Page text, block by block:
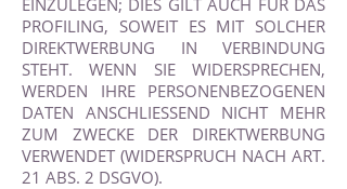
EINZULEGEN; DIES GILT AUCH FÜR DAS
PROFILING, SOWEIT ES MIT SOLCHER
DIREKTWERBUNG IN VERBINDUNG
STEHT. WENN SIE WIDERSPRECHEN,
WERDEN IHRE PERSONENBEZOGENEN
DATEN ANSCHLIESSEND NICHT MEHR
ZUM ZWECKE DER DIREKTWERBUNG
VERWENDET (WIDERSPRUCH NACH ART.
21 ABS. 2 DSGVO).